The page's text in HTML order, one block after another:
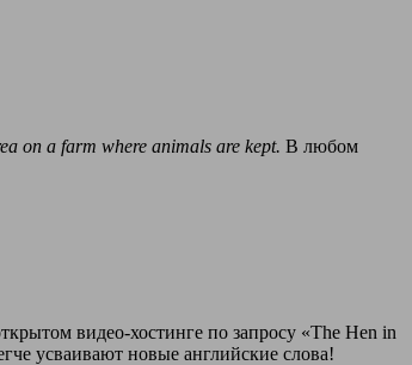
on a farm where animals are kept. В любом
видео‑хостинге по запросу «The Hen in
усваивают новые английские слова!